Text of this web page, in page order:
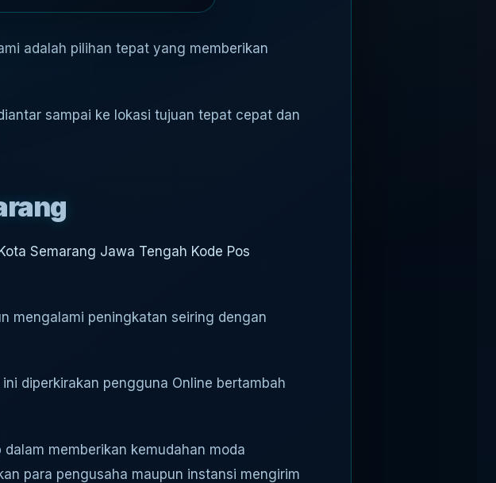
adalah pilihan tepat yang memberikan
sampai ke lokasi tujuan tepat cepat dan
Semarang Jawa Tengah Kode Pos
mengalami peningkatan seiring dengan
diperkirakan pengguna Online bertambah
dalam memberikan kemudahan moda
para pengusaha maupun instansi mengirim